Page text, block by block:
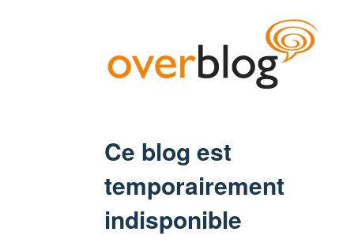
Ce blog est
temporairement
indisponible